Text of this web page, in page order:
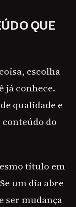
QUE
escolha
já conhece.
qualidade e
do
título em
um dia abre
ser mudança